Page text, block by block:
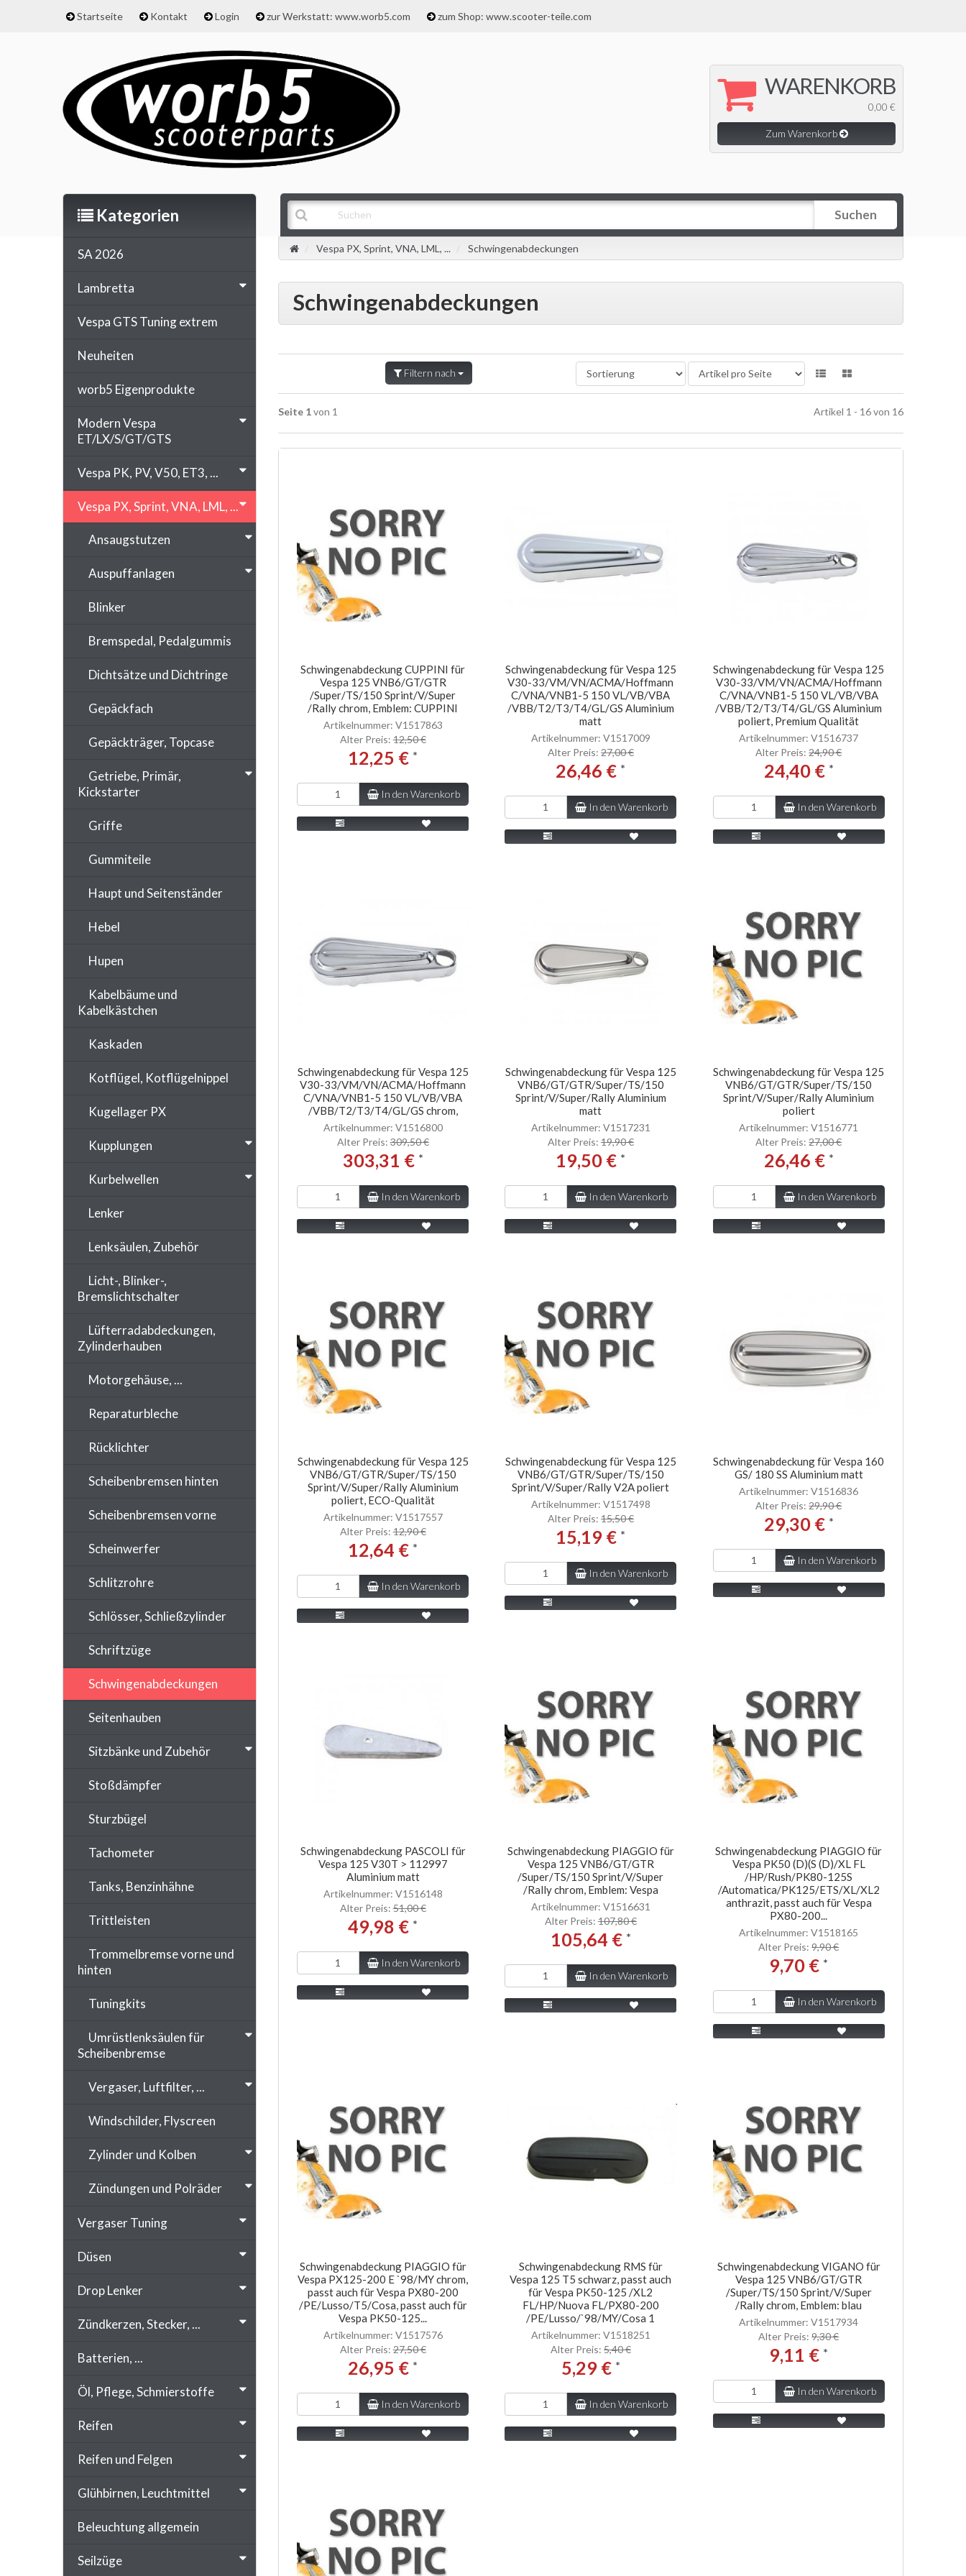
Startseite Kontakt Login zur Werkstatt: www.worb5.com zum Shop: www.scooter-teile.com
WARENKORB
0,00 €
Zum Warenkorb
Suchen
Vespa PX, Sprint, VNA, LML, ... Schwingenabdeckungen
Schwingenabdeckungen
Filtern nach
Seite 1von 1 Artikel 1 - 16 von 16
Schwingenabdeckung CUPPINI für
Vespa 125 VNB6/GT/GTR
/Super/TS/150 Sprint/V/Super
/Rally chrom, Emblem: CUPPINI
Artikelnummer: V1517863
Alter Preis:12,50 €
12,25 € *
In den Warenkorb
Schwingenabdeckung für Vespa 125
V30-33/VM/VN/ACMA/Hoffmann
C/VNA/VNB1-5 150 VL/VB/VBA
/VBB/T2/T3/T4/GL/GS Aluminium
matt
Artikelnummer: V1517009
Alter Preis: 27,00 €
26,46 € *
In den Warenkorb
Schwingenabdeckung für Vespa 125
V30-33/VM/VN/ACMA/Hoffmann
C/VNA/VNB1-5 150 VL/VB/VBA
/VBB/T2/T3/T4/GL/GS Aluminium
poliert, Premium Qualität
Artikelnummer: V1516737
Alter Preis:24,90 €
24,40 € *
In den Warenkorb
Schwingenabdeckung für Vespa 125
V30-33/VM/VN/ACMA/Hoffmann
C/VNA/VNB1-5 150 VL/VB/VBA
/VBB/T2/T3/T4/GL/GS chrom,
Artikelnummer: V1516800
Alter Preis:309,50 €
303,31 € *
In den Warenkorb
Schwingenabdeckung für Vespa 125
VNB6/GT/GTR/Super/TS/150
Sprint/V/Super/Rally Aluminium
matt
Artikelnummer: V1517231
Alter Preis: 19,90 €
19,50 € *
In den Warenkorb
Schwingenabdeckung für Vespa 125
VNB6/GT/GTR/Super/TS/150
Sprint/V/Super/Rally Aluminium
poliert
Artikelnummer: V1516771
Alter Preis:27,00 €
26,46 € *
In den Warenkorb
Schwingenabdeckung für Vespa 125
VNB6/GT/GTR/Super/TS/150
Sprint/V/Super/Rally Aluminium
poliert, ECO-Qualität
Artikelnummer: V1517557
Alter Preis:12,90 €
12,64 € *
In den Warenkorb
Schwingenabdeckung für Vespa 125
VNB6/GT/GTR/Super/TS/150
Sprint/V/Super/Rally V2A poliert
Artikelnummer: V1517498
Alter Preis: 15,50 €
15,19 € *
In den Warenkorb
Schwingenabdeckung für Vespa 160
GS/ 180 SS Aluminium matt
Artikelnummer: V1516836
Alter Preis:29,90 €
29,30 € *
In den Warenkorb
Schwingenabdeckung PASCOLI für
Vespa 125 V30T > 112997
Aluminium matt
Artikelnummer: V1516148
Alter Preis:51,00 €
49,98 € *
In den Warenkorb
Schwingenabdeckung PIAGGIO für
Vespa 125 VNB6/GT/GTR
/Super/TS/150 Sprint/V/Super
/Rally chrom, Emblem: Vespa
Artikelnummer: V1516631
Alter Preis: 107,80 €
105,64 € *
In den Warenkorb
Schwingenabdeckung PIAGGIO für
Vespa PK50 (D)(S (D)/XL FL
/HP/Rush/PK80-125S
/Automatica/PK125/ETS/XL/XL2
anthrazit, passt auch für Vespa
PX80-200...
Artikelnummer: V1518165
Alter Preis:9,90 €
9,70 € *
In den Warenkorb
Schwingenabdeckung PIAGGIO für
Vespa PX125-200 E `98/MY chrom,
passt auch für Vespa PX80-200
/PE/Lusso/T5/Cosa, passt auch für
Vespa PK50-125...
Artikelnummer: V1517576
Alter Preis:27,50 €
26,95 € *
In den Warenkorb
Schwingenabdeckung RMS für
Vespa 125 T5 schwarz, passt auch
für Vespa PK50-125 /XL2
FL/HP/Nuova FL/PX80-200
/PE/Lusso/`98/MY/Cosa 1
Artikelnummer: V1518251
Alter Preis: 5,40 €
5,29 € *
In den Warenkorb
Schwingenabdeckung VIGANO für
Vespa 125 VNB6/GT/GTR
/Super/TS/150 Sprint/V/Super
/Rally chrom, Emblem: blau
Artikelnummer: V1517934
Alter Preis:9,30 €
9,11 € *
In den Warenkorb
Kategorien
SA 2026
Lambretta
Vespa GTS Tuning extrem
Neuheiten
worb5 Eigenprodukte
Modern Vespa
ET/LX/S/GT/GTS
Vespa PK, PV, V50, ET3, ...
Vespa PX, Sprint, VNA, LML, ...
Ansaugstutzen
Auspuffanlagen
Blinker
Bremspedal, Pedalgummis
Dichtsätze und Dichtringe
Gepäckfach
Gepäckträger, Topcase
Getriebe, Primär,
Kickstarter
Griffe
Gummiteile
Haupt und Seitenständer
Hebel
Hupen
Kabelbäume und
Kabelkästchen
Kaskaden
Kotflügel, Kotflügelnippel
Kugellager PX
Kupplungen
Kurbelwellen
Lenker
Lenksäulen, Zubehör
Licht-, Blinker-,
Bremslichtschalter
Lüfterradabdeckungen,
Zylinderhauben
Motorgehäuse, ...
Reparaturbleche
Rücklichter
Scheibenbremsen hinten
Scheibenbremsen vorne
Scheinwerfer
Schlitzrohre
Schlösser, Schließzylinder
Schriftzüge
Schwingenabdeckungen
Seitenhauben
Sitzbänke und Zubehör
Stoßdämpfer
Sturzbügel
Tachometer
Tanks, Benzinhähne
Trittleisten
Trommelbremse vorne und
hinten
Tuningkits
Umrüstlenksäulen für
Scheibenbremse
Vergaser, Luftfilter, ...
Windschilder, Flyscreen
Zylinder und Kolben
Zündungen und Polräder
Vergaser Tuning
Düsen
Drop Lenker
Zündkerzen, Stecker, ...
Batterien, ...
Öl, Pflege, Schmierstoffe
Reifen
Reifen und Felgen
Glühbirnen, Leuchtmittel
Beleuchtung allgemein
Seilzüge